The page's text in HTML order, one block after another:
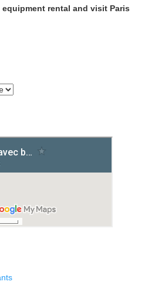
rental and visit Paris